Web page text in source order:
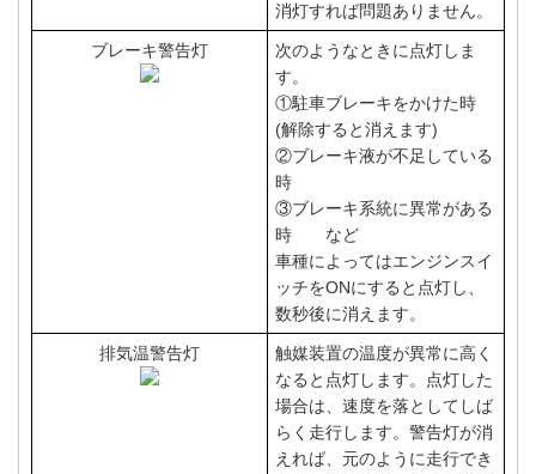
消灯すれば問題ありません。
ブレーキ警告灯
次のようなときに点灯しま
す。
①駐車ブレーキをかけた時
(解除すると消えます)
②ブレーキ液が不足している
時
③ブレーキ系統に異常がある
時 など
車種によってはエンジンスイ
ッチをONにすると点灯し、
数秒後に消えます。
排気温警告灯
触媒装置の温度が異常に高く
なると点灯します。点灯した
場合は、速度を落としてしば
らく走行します。警告灯が消
えれば、元のように走行でき